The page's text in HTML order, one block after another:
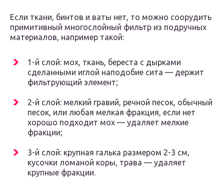
Если ткани, бинтов и ваты нет, то можно соорудить
примитивный многослойный фильтр из подручных
материалов, например такой:
1-й слой: мох, ткань, береста с дырками
сделанными иглой наподобие сита — держит
фильтрующий элемент;
2-й слой: мелкий гравий, речной песок, обычный
песок, или любая мелкая фракция, если нет
хорошо подходит мох — удаляет мелкие
фракции;
3-й слой: крупная галька размером 2-3 см,
кусочки ломаной коры, трава — удаляет
крупные фракции.